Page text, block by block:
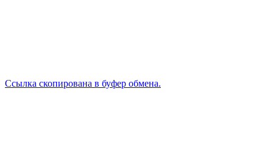
Ссылка скопирована в буфер обмена.